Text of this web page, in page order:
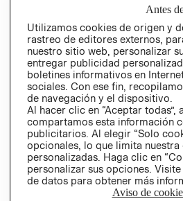
Ecuador ($)
CAMBIAR REGIÓN
Antes
Utilizamos cookies de origen y
rastreo de editores externos,
nuestro sitio web, personalizar
entregar publicidad
boletines informativos en
sociales. Con ese fin,
de navegación y el dispositivo.
Al hacer clic en “Aceptar
compartamos esta información
publicitarios. Al elegir “Solo
opcionales, lo que limita
personalizadas. Haga clic en
personalizar sus opciones.
de datos para obtener más
Aviso de